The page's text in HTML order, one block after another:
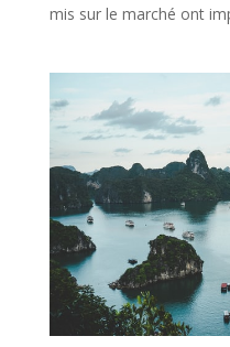
mis sur le marché ont